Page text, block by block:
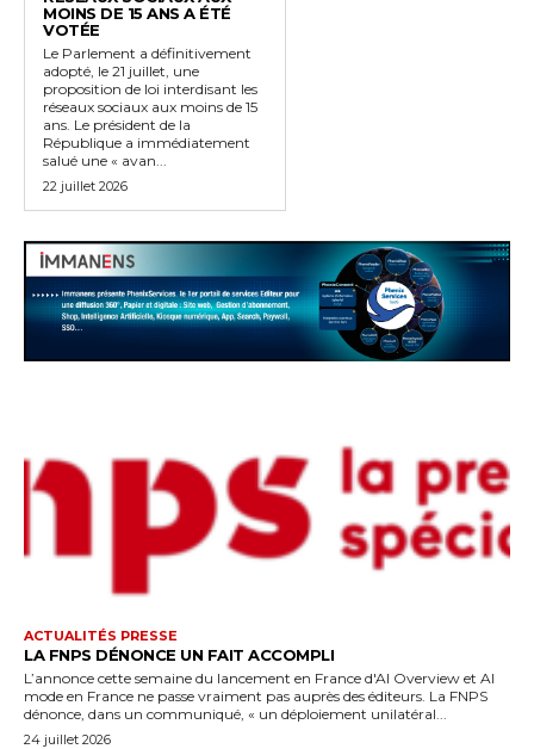
MOINS DE 15 ANS A ÉTÉ
VOTÉE
Le Parlement a définitivement
adopté, le 21 juillet, une
proposition de loi interdisant les
réseaux sociaux aux moins de 15
ans. Le président de la
République a immédiatement
salué une « avan...
22 juillet 2026
ACTUALITÉS PRESSE
LA FNPS DÉNONCE UN FAIT ACCOMPLI
L’annonce cette semaine du lancement en France d'AI Overview et AI
mode en France ne passe vraiment pas auprès des éditeurs. La FNPS
dénonce, dans un communiqué, « un déploiement unilatéral...
24 juillet 2026